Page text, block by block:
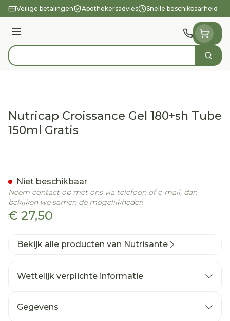
Ga naar de inhoud
Veilige betalingen Apothekersadvies Snelle beschikbaarheid
Menu
Product, merk, categorie... Zoek
Nutricap Croissance Gel 180+sh Tube
150ml Gratis
€ 27,50
Niet beschikbaar
Neem contact op met ons via telefoon of e-mail, dan
bekijken we samen de mogelijkheden.
Bekijk alle producten van Nutrisante
Wettelijk verplichte informatie
Gegevens